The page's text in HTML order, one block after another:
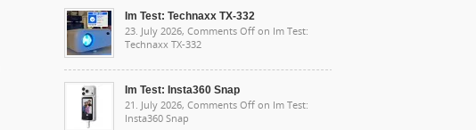
unlimitierte Nutzung mit flexiblen Konditionen
Im Test: Technaxx TX-332
23. July 2026, Comments Off on Im Test:
Technaxx TX-332
Im Test: Insta360 Snap
21. July 2026, Comments Off on Im Test:
Insta360 Snap